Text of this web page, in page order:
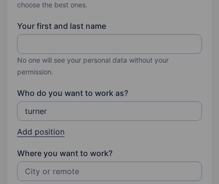
choose the best ones.
Your first and last name
No one will see your personal data without your
permission.
Who do you want to work as?
Add position
Where you want to work?